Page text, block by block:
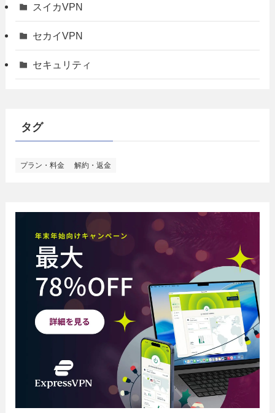
スイカVPN
セカイVPN
セキュリティ
タグ
プラン・料金 解約・返金